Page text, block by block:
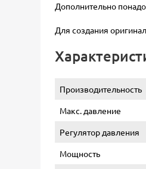
Дополнительно
Для создания
Производительность
Макс. давление
Регулятор давления
Мощность